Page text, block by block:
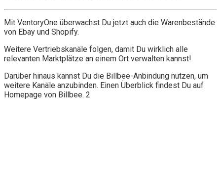
Mit VentoryOne überwachst Du jetzt auch die Warenbestände
von Ebay und Shopify.
Weitere Vertriebskanäle folgen, damit Du wirklich alle
relevanten Marktplätze an einem Ort verwalten kannst!
Darüber hinaus kannst Du die Billbee-Anbindung nutzen, um
weitere Kanäle anzubinden. Einen Überblick findest Du auf
Homepage von Billbee. 2